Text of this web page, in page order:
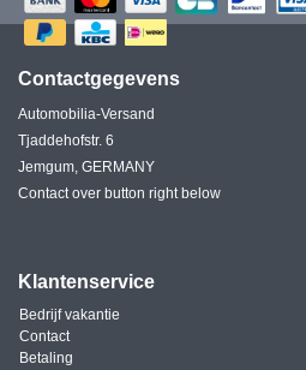
Contactgegevens
Automobilia-Versand
Tjaddehofstr. 6
Jemgum, GERMANY
Contact over button right below
Klantenservice
Bedrijf vakantie
Contact
Betaling